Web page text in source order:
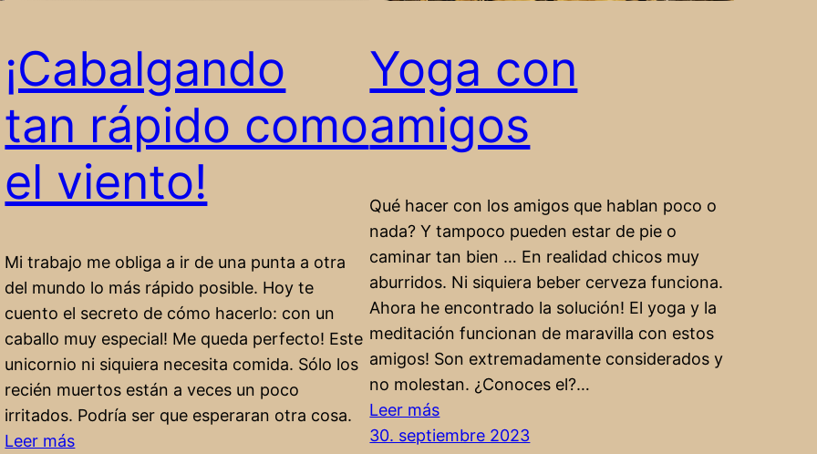
¡Cabalgando
tan rápido como
el viento!
Mi trabajo me obliga a ir de una punta a otra
del mundo lo más rápido posible. Hoy te
cuento el secreto de cómo hacerlo: con un
caballo muy especial! Me queda perfecto! Este
unicornio ni siquiera necesita comida. Sólo los
recién muertos están a veces un poco
irritados. Podría ser que esperaran otra cosa.
Leer más:
Yoga con
amigos
Qué hacer con los amigos que hablan poco o
nada? Y tampoco pueden estar de pie o
caminar tan bien … En realidad chicos muy
aburridos. Ni siquiera beber cerveza funciona.
Ahora he encontrado la solución! El yoga y la
meditación funcionan de maravilla con estos
amigos! Son extremadamente considerados y
no molestan. ¿Conoces el?…
Leer más:
Yoga
30. septiembre 2023